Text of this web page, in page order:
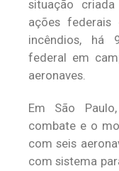
situação
ações
incêndios, há
federal em
aeronaves.
Em São
combate e o
com seis
com sistema